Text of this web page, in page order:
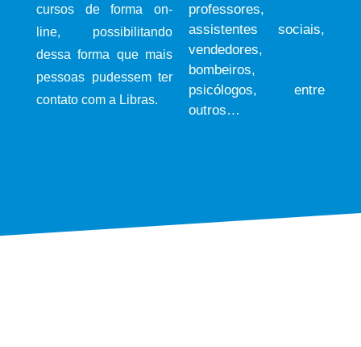
cursos de forma on-
line, possibilitando
dessa forma que mais
pessoas pudessem ter
contato com a Libras.
professores,
assistentes sociais,
vendedores,
bombeiros,
psicólogos, entre
outros…